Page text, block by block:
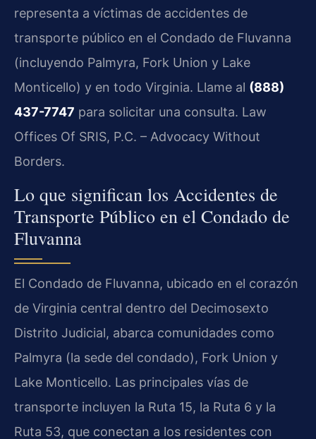
representa a víctimas de accidentes de
transporte público en el Condado de Fluvanna
(incluyendo Palmyra, Fork Union y Lake
Monticello) y en todo Virginia. Llame al (888)
437-7747 para solicitar una consulta. Law
Offices Of SRIS, P.C. – Advocacy Without
Borders.
Lo que significan los Accidentes de
Transporte Público en el Condado de
Fluvanna
El Condado de Fluvanna, ubicado en el corazón
de Virginia central dentro del Decimosexto
Distrito Judicial, abarca comunidades como
Palmyra (la sede del condado), Fork Union y
Lake Monticello. Las principales vías de
transporte incluyen la Ruta 15, la Ruta 6 y la
Ruta 53, que conectan a los residentes con